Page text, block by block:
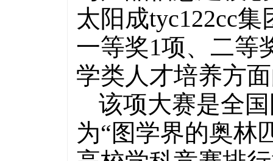
太阳成tyc122cc
一等奖1项、二等
学类人才培养方
该项大赛是全
为“图学界的奥林